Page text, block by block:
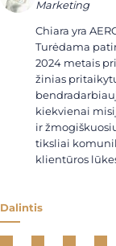
Marketing
Chiara yra
Turėdama
2024 metais
žinias
kiekvienai
ir
tiksliai
klientūros
Dalintis